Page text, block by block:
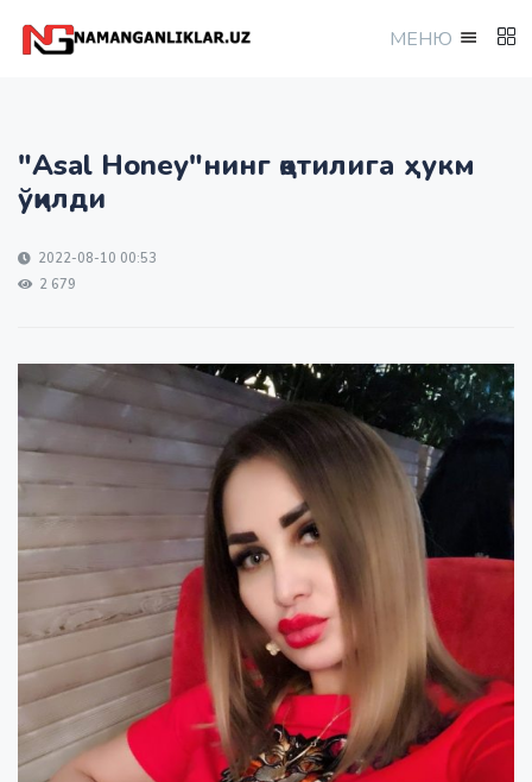
МEНЮ
"Asal Honey"нинг қотилига ҳукм
ўқилди
2022-08-10 00:53
2 679